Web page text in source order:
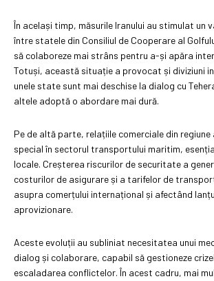
În același timp, măsurile Iranului au stimulat un
între statele din Consiliul de Cooperare al
să colaboreze mai strâns pentru a-și apăra
Totuși, această situație a provocat și diviziuni
unele state sunt mai deschise la dialog cu
altele adoptă o abordare mai dură.
Pe de altă parte, relațiile comerciale din
special în sectorul transportului maritim,
locale. Creșterea riscurilor de securitate a
costurilor de asigurare și a tarifelor de
asupra comerțului internațional și afectând
aprovizionare.
Aceste evoluții au subliniat necesitatea unui
dialog și colaborare, capabil să gestioneze
escaladarea conflictelor. În acest cadru, mai